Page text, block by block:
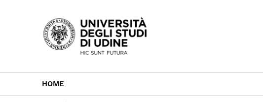
Passa al contenuto principale
HOME